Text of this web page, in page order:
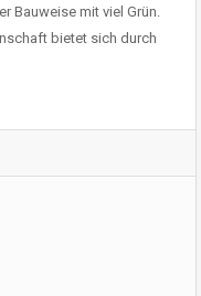
Bauweise mit viel Grün.
bietet sich durch